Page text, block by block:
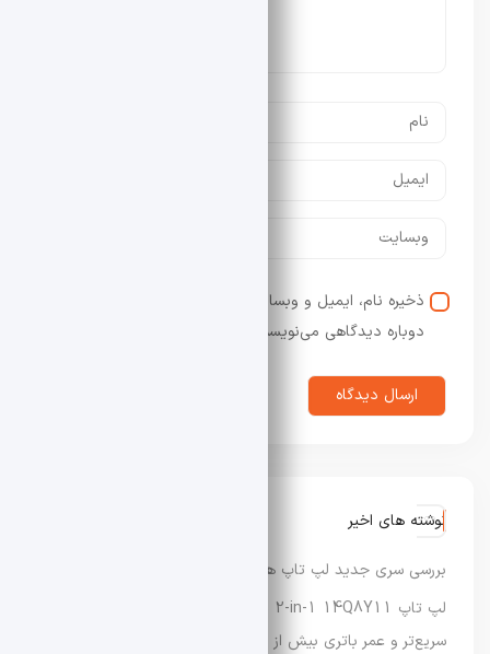
ذخیره نام، ایمیل و وبسایت من در مرورگر برای زمانی که
دوباره دیدگاهی می‌نویسم.
نوشته های اخیر
بررسی سری جدید لپ‌ تاپ‌ های Dynabook XP9، X9 و G9
سریع‌تر و عمر باتری بیش از ۳۳ ساعت عرضه شد